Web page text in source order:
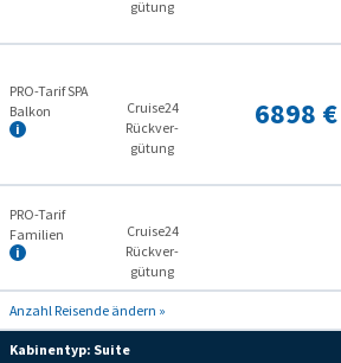
gütung
PRO-Tarif SPA
Balkon
Cruise24
Rückver­
gütung
6898 €
PRO-Tarif
Familien
Cruise24
Rückver­
gütung
Anzahl Reisende ändern »
Kabinentyp: Suite